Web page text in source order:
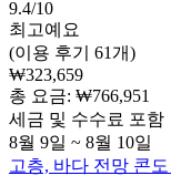
9.4/10
최고예요
(이용 후기 61개)
₩323,659
총 요금: ₩766,951
세금 및 수수료 포함
8월 9일 ~ 8월 10일
고층, 바다 전망 콘